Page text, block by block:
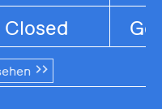
Closed